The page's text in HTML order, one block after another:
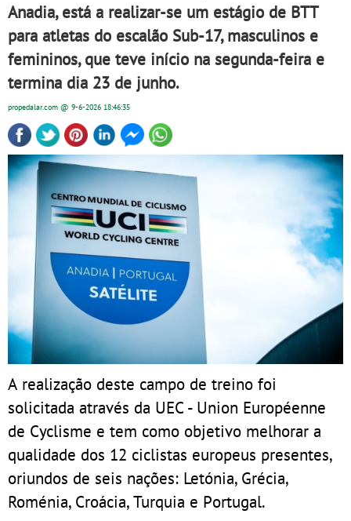
Anadia, está a realizar-se um estágio de BTT
para atletas do escalão Sub-17, masculinos e
femininos, que teve início na segunda-feira e
termina dia 23 de junho.
propedalar.com @ 9-6-2026 18:46:35
A realização deste campo de treino foi
solicitada através da UEC - Union Européenne
de Cyclisme e tem como objetivo melhorar a
qualidade dos 12 ciclistas europeus presentes,
oriundos de seis nações: Letónia, Grécia,
Roménia, Croácia, Turquia e Portugal.